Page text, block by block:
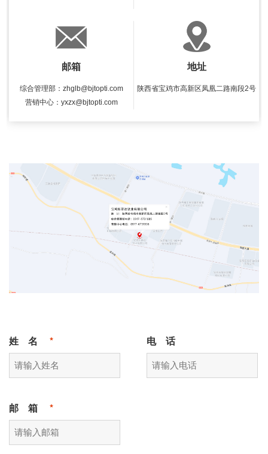
邮箱
综合管理部：zhglb@bjtopti.com
营销中心：yxzx@bjtopti.com
地址
陕西省宝鸡市高新区凤凰二路南段2号
姓 名* 电 话
邮 箱*